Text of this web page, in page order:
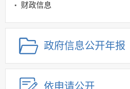
财政信息
社会救助与社会福利领域
公立医疗机构药品医用设备采购
社会保险领域
规划信息
建议提案办理
政府信息公开年报
依申请公开